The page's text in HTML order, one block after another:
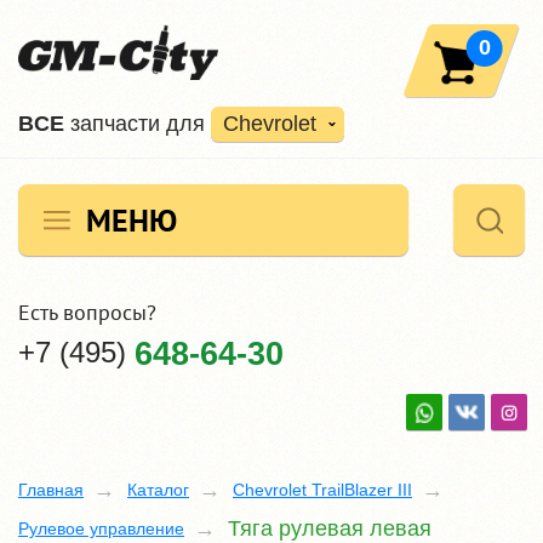
ВCE запчасти для Chevrolet
0
МЕНЮ
Есть вопросы?
+7 (495) 648-64-30
Главная Каталог
Chevrolet TrailBlazer III
Рулевое управление
Тяга рулевая левая